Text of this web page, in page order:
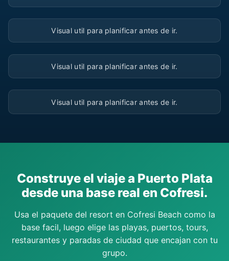
▶
Visual util para planificar antes de ir.
▶
Visual util para planificar antes de ir.
▶
Visual util para planificar antes de ir.
Construye el viaje a Puerto Plata
desde una base real en Cofresi.
Usa el paquete del resort en Cofresi Beach como la
base facil, luego elige las playas, puertos, tours,
restaurantes y paradas de ciudad que encajan con tu
grupo.